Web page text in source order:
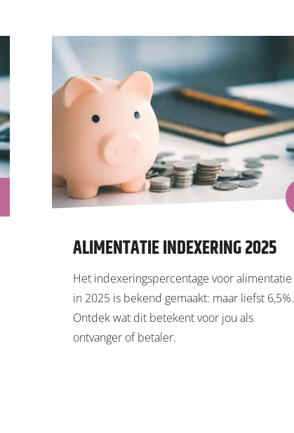
ALIMENTATIE INDEXERING 2025
Het indexeringspercentage voor alimentatie
in 2025 is bekend gemaakt: maar liefst 6,5%.
Ontdek wat dit betekent voor jou als
ontvanger of betaler.